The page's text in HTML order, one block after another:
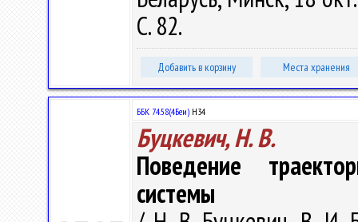
С. 82.
Добавить в корзину Места хранения
ББК 74.58(4Беи) Н34
Буцкевич, Н. В.
Поведение
системы